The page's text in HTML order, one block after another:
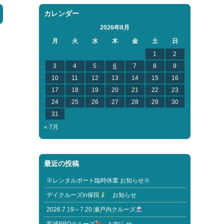
カレンダー
2026年8月
月
火 水 木 金 土
日
1
2
3
4 5 6 7 8
9
10
11 12 13 14 15
16
17
18 19 20 21 22
23
24
25 26 27 28 29
30
31
« 7月
最近の投稿
※レンタルボート臨時休業 お知らせ※
デイクルーズin保田 お知らせ
2026.7.19～7.20 瀬戸内クルーズ